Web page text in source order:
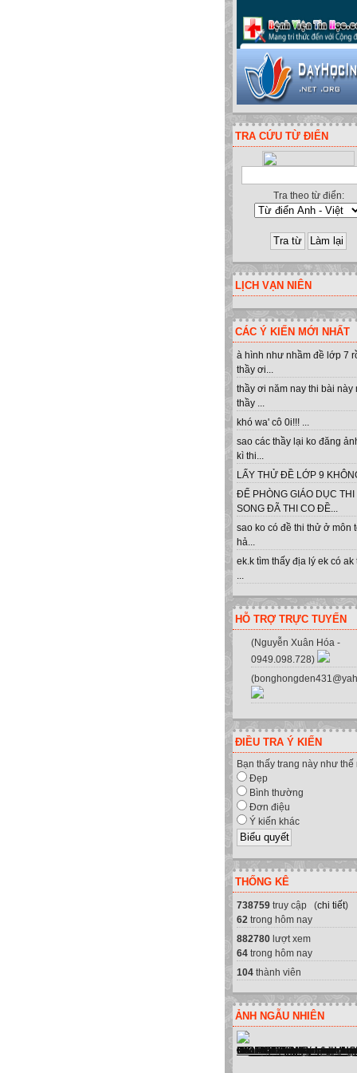
TRA CỨU TỪ ĐIỂN
Tra theo từ điển:
LỊCH VẠN NIÊN
CÁC Ý KIẾN MỚI NHẤT
à hình như nhầm đề lớp 7
thầy ơi...
thầy ơi năm nay thi bài này
thầy ...
khó wa' cô 0i!!! ...
sao các thầy lại ko đăng
kì thi...
LẤY THỬ ĐỀ LỚP 9
ĐỂ PHÒNG GIÁO DỤC THI
SONG ĐÃ THI CO ĐỀ...
sao ko có đề thi thử ở môn
hả...
ek.k tìm thấy địa lý ek có ak
...
HỖ TRỢ TRỰC TUYẾN
(Nguyễn Xuân Hóa -
0949.098.728)
ĐIỀU TRA Ý KIẾN
Bạn thấy trang này như thế
Đẹp
Bình thường
Đơn điệu
Ý kiến khác
THỐNG KÊ
738759 truy cập (chi tiết)
62 trong hôm nay
882780 lượt xem
64 trong hôm nay
104 thành viên
ẢNH NGẪU NHIÊN
cung cấp sửa chữa máy tính,